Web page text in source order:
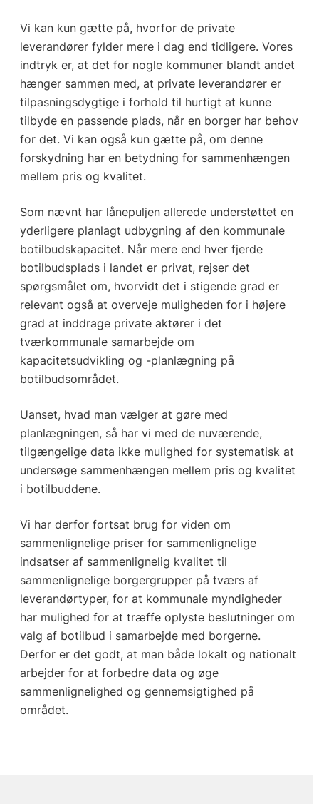
Vi kan kun gætte på, hvorfor de private
leverandører fylder mere i dag end tidligere. Vores
indtryk er, at det for nogle kommuner blandt andet
hænger sammen med, at private leverandører er
tilpasningsdygtige i forhold til hurtigt at kunne
tilbyde en passende plads, når en borger har behov
for det. Vi kan også kun gætte på, om denne
forskydning har en betydning for sammenhængen
mellem pris og kvalitet.
Som nævnt har lånepuljen allerede understøttet en
yderligere planlagt udbygning af den kommunale
botilbudskapacitet. Når mere end hver fjerde
botilbudsplads i landet er privat, rejser det
spørgsmålet om, hvorvidt det i stigende grad er
relevant også at overveje muligheden for i højere
grad at inddrage private aktører i det
tværkommunale samarbejde om
kapacitetsudvikling og -planlægning på
botilbudsområdet.
Uanset, hvad man vælger at gøre med
planlægningen, så har vi med de nuværende,
tilgængelige data ikke mulighed for systematisk at
undersøge sammenhængen mellem pris og kvalitet
i botilbuddene.
Vi har derfor fortsat brug for viden om
sammenlignelige priser for sammenlignelige
indsatser af sammenlignelig kvalitet til
sammenlignelige borgergrupper på tværs af
leverandørtyper, for at kommunale myndigheder
har mulighed for at træffe oplyste beslutninger om
valg af botilbud i samarbejde med borgerne.
Derfor er det godt, at man både lokalt og nationalt
arbejder for at forbedre data og øge
sammenlignelighed og gennemsigtighed på
området.